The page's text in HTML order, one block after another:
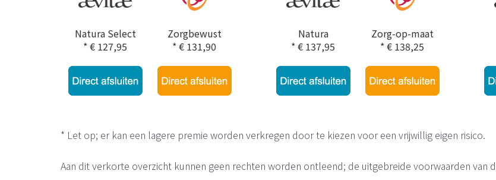
Natura Select
* € 127,95
Zorgbewust
* € 131,90
Natura
* € 137,95
Zorg-op-maat
* € 138,25
* Let op; er kan een lagere premie worden verkregen door te kiezen voor een vrijwillig eigen risico.
Aan dit verkorte overzicht kunnen geen rechten worden ontleend; de uitgebreide voorwaarden van